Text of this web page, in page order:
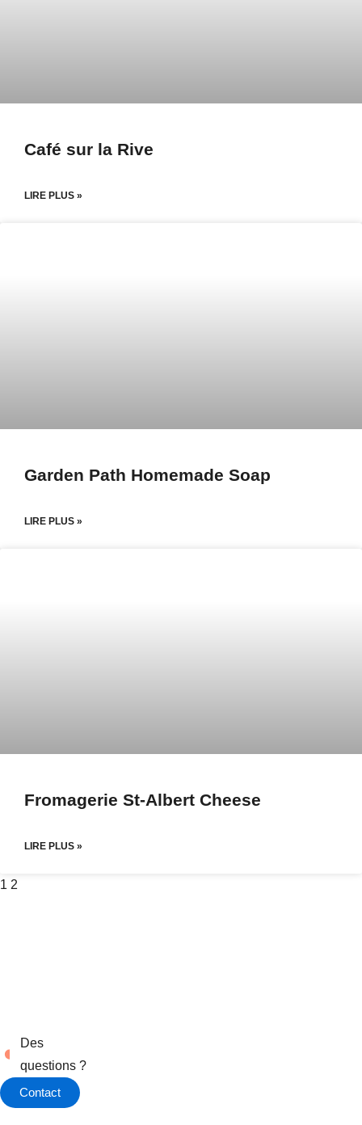
Café sur la Rive
LIRE PLUS »
Garden Path Homemade Soap
LIRE PLUS »
Fromagerie St-Albert Cheese
LIRE PLUS »
1 2
Des
questions ?
Contact